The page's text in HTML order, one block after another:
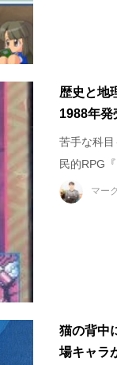
歴史と地
1988年発
苦手な科
民的RPG
マーク
猫の背中
場キャラ